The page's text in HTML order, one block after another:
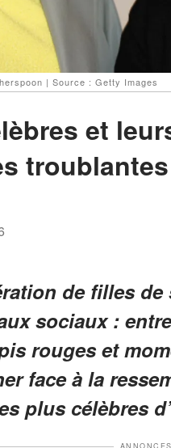
| Source : Getty Images
et
de filles
sociaux :
rouges et
face à la
plus célèbres